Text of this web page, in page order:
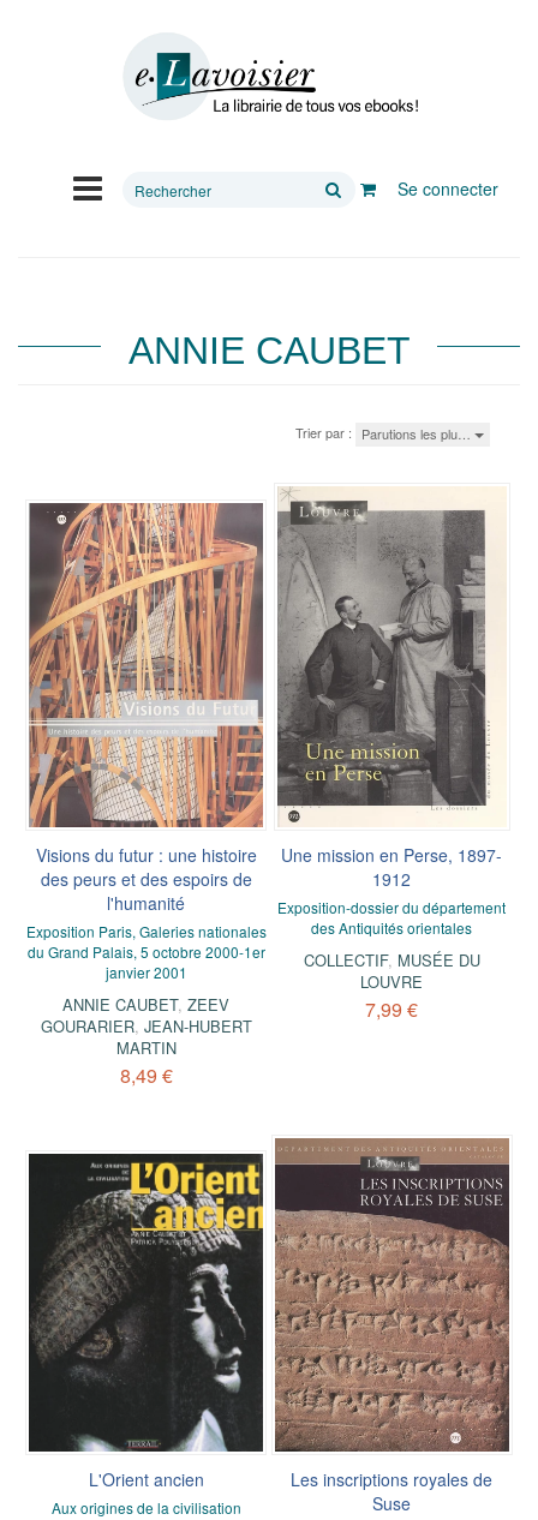
Rechercher
Se connecter
ANNIE CAUBET
Trier par : Parutions les plu…
Visions du futur : une histoire
des peurs et des espoirs de
l'humanité
Exposition Paris, Galeries nationales
du Grand Palais, 5 octobre 2000-1er
janvier 2001
ANNIE CAUBET,ZEEV
GOURARIER, JEAN-HUBERT
MARTIN
8,49 €
Une mission en Perse, 1897-
1912
Exposition-dossier du département
des Antiquités orientales
COLLECTIF, MUSÉE DU
LOUVRE
7,99 €
L'Orient ancien
Aux origines de la civilisation
Les inscriptions royales de
Suse